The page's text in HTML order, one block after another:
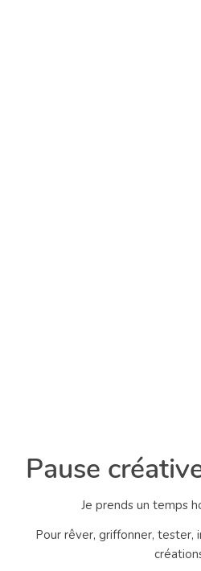
Pause
Je prends un temps
Pour rêver, griffonner, tester,